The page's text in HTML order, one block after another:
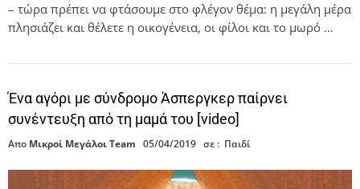
– τώρα πρέπει να φτάσουμε στο φλέγον θέμα: η μεγάλη μέρα
πλησιάζει και θέλετε η οικογένεια, οι φίλοι και το μωρό …
Ένα αγόρι με σύνδρομο Άσπεργκερ παίρνει
συνέντευξη από τη μαμά του [video]
Απο Μικροί Μεγάλοι Team 05/04/2019 σε : Παιδί